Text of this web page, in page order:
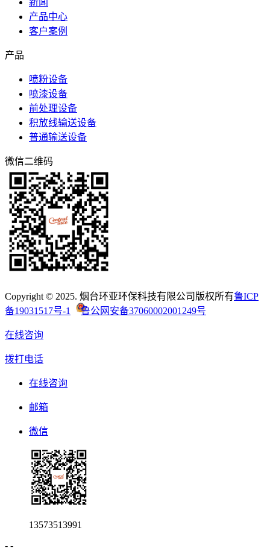
新闻
产品中心
客户案例
产品
喷粉设备
喷漆设备
前处理设备
积放线输送设备
普通输送设备
微信二维码
Copyright © 2025. 烟台环亚环保科技有限公司版权所有鲁ICP
备19031517号-1
鲁公网安备37060002001249号
在线咨询
拨打电话
在线咨询
邮箱
微信
13573513991
- -